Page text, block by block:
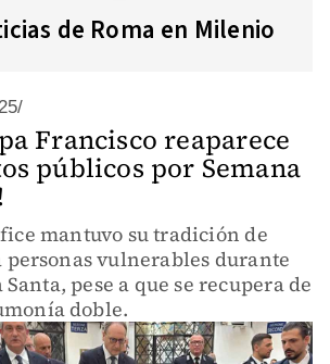
de Roma en Milenio
Francisco reaparece
públicos por Semana
mantuvo su tradición de
personas vulnerables durante
Santa, pese a que se recupera de
doble.